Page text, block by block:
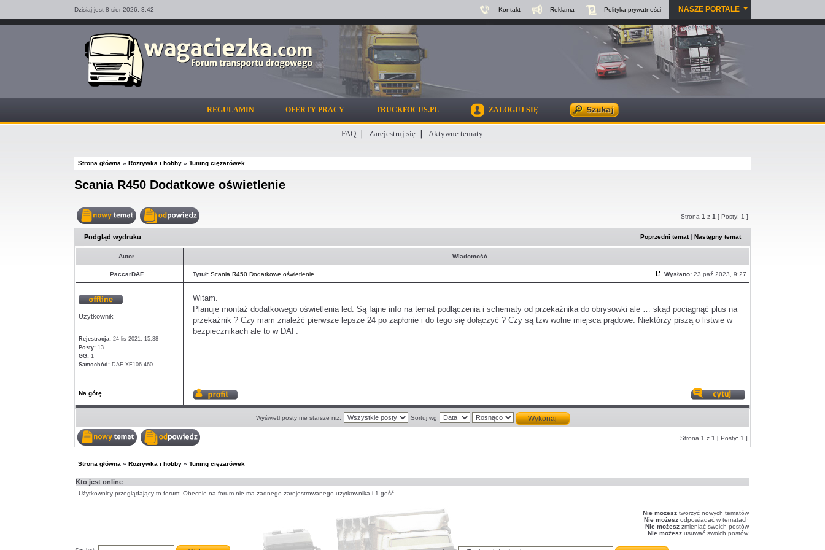
Dzisiaj jest 8 sier 2026, 3:42 Kontakt Reklama Polityka prywatności NASZE PORTALE
REGULAMIN OFERTY PRACY TRUCKFOCUS.PL ZALOGUJ SIĘ
FAQ Zarejestruj się Aktywne tematy
Strona główna » Rozrywka i hobby » Tuning ciężarówek
Scania R450 Dodatkowe oświetlenie
Nowy
Odpowiedz
Strona1 z1 [ Posty: 1 ]
Podgląd wydruku Poprzedni temat|Następny temat
Autor Wiadomość
PaccarDAF Tytuł: Scania R450 Dodatkowe oświetlenie
Post
Wysłano: 23 paź 2023, 9:27
Użytkownik
Rejestracja: 24 lis 2021, 15:38
Posty:13
GG:1
Samochód:DAF XF106.460
Witam.
Planuje montaż dodatkowego oświetlenia led. Są fajne info na temat podłączenia i schematy od przekaźnika do obrysowki ale … skąd pociągnąć plus na
przekaźnik ? Czy mam znaleźć pierwsze lepsze 24 po zapłonie i do tego się dołączyć ? Czy są tzw wolne miejsca prądowe. Niektórzy piszą o listwie w
bezpiecznikach ale to w DAF.
Na górę
Wyświetl
profil
Odpowiedz
z
Wyświetl posty nie starsze niż: Sortuj wg
Nowy
Odpowiedz
temacie
Strona1 z1 [ Posty: 1 ]
Strona główna » Rozrywka i hobby » Tuning ciężarówek
Kto jest online
Użytkownicy przeglądający to forum: Obecnie na forum nie ma żadnego zarejestrowanego użytkownika i 1 gość
Nie możesztworzyć nowych tematów
Nie możeszodpowiadać w tematach
Nie możeszzmieniać swoich postów
Nie możeszusuwać swoich postów